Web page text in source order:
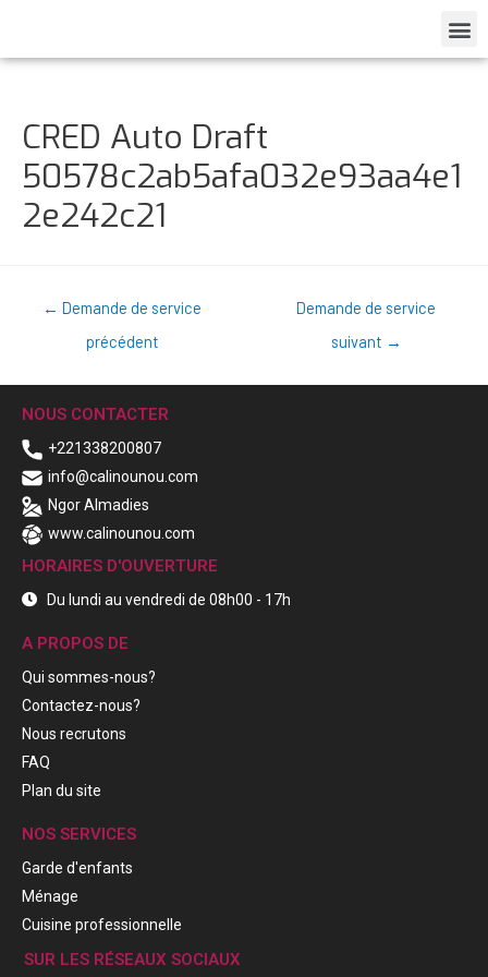
CRED Auto Draft
50578c2ab5afa032e93aa4e1
2e242c21
← Demande de service
précédent
Demande de service
suivant →
NOUS CONTACTER
+221338200807
info@calinounou.com
Ngor Almadies
www.calinounou.com
HORAIRES D'OUVERTURE
Du lundi au vendredi de 08h00 - 17h
A PROPOS DE
Qui sommes-nous?
Contactez-nous?
Nous recrutons
FAQ
Plan du site
NOS SERVICES
Garde d'enfants
Ménage
Cuisine professionnelle
SUR LES RÉSEAUX SOCIAUX